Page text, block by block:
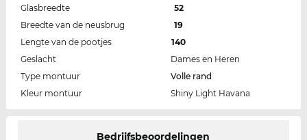
Glasbreedte
52
Breedte van de neusbrug
19
Lengte van de pootjes
140
Geslacht
Dames en Heren
Type montuur
Volle rand
Kleur montuur
Shiny Light Havana
Bedrijfsbeoordelingen